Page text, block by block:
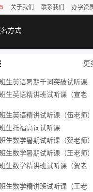
关于我们 联系我们 办学资
方式
更
生英语暑期千词突破试听课
生英语精讲班试听课（宣老
生英语精讲试听课（伍老师）
生托福高词试听课
生数学暑期试听课（贺老师）
生数学暑期试听课（王老师）
生数学精讲班试听课（贺老
生数学精讲班试听课（王老